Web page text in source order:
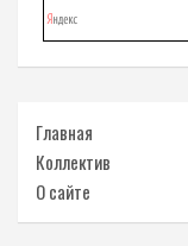
Главная
Коллектив
О сайте